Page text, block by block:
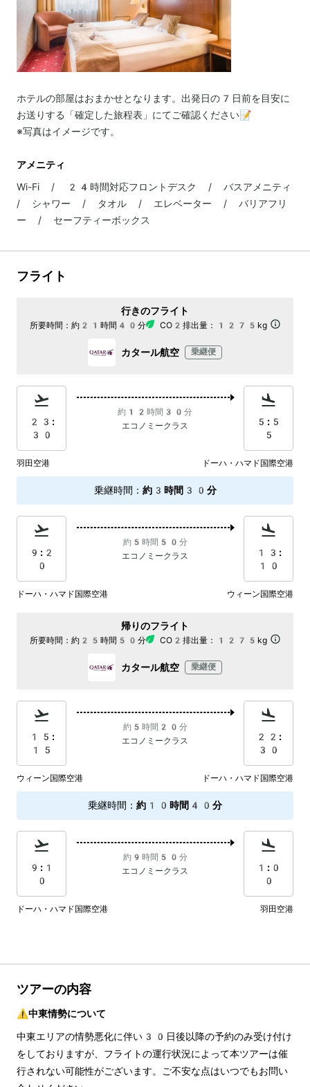
ホテルの部屋はおまかせとなります。出発日の7日前を目安に
お送りする「確定した旅程表」にてご確認ください📝
※写真はイメージです。
アメニティ
Wi-Fi / 24時間対応フロントデスク / バスアメニティ
/ シャワー / タオル / エレベーター / バリアフリ
ー / セーフティーボックス
フライト
行きのフライト
所要時間： 約21時間40分 CO2排出量： 1275kg
カタール航空 乗継便
23:
30
約12時間30分
エコノミークラス
5:5
5
羽田空港 ドーハ・ハマド国際空港
乗継時間 ： 約3時間30分
9:2
0
約5時間50分
エコノミークラス
13:
10
ドーハ・ハマド国際空港 ウィーン国際空港
帰りのフライト
所要時間： 約25時間50分 CO2排出量： 1275kg
カタール航空 乗継便
15:
15
約5時間20分
エコノミークラス
22:
30
ウィーン国際空港 ドーハ・ハマド国際空港
乗継時間 ： 約10時間40分
9:1
0
約9時間50分
エコノミークラス
1:0
0
ドーハ・ハマド国際空港 羽田空港
ツアーの内容
⚠️中東情勢について
中東エリアの情勢悪化に伴い30日後以降の予約のみ受け付け
をしておりますが、フライトの運行状況によって本ツアーは催
行されない可能性がございます。ご不安な点はいつでもお問い